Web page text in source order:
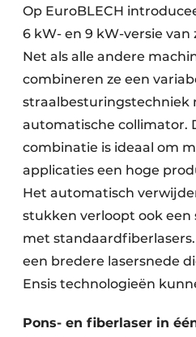
Op EuroBLECH
6 kW- en 9 kW-versie van
Net als alle andere
combineren ze een
straalbesturingstechniek
automatische collimator.
combinatie is ideaal om
applicaties een hoge
Het automatisch
stukken verloopt ook
met
een bredere lasersnede
Ensis technologieën
Pons- en fiberlaser in